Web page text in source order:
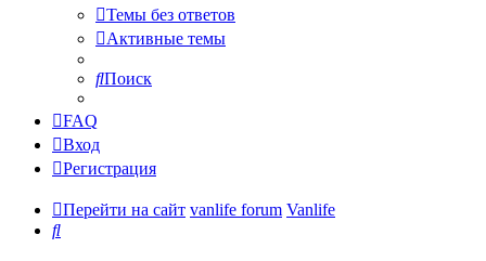
Темы без ответов
Активные темы
Поиск
FAQ
Вход
Регистрация
Перейти на сайт vanlife forum Vanlife
Поиск